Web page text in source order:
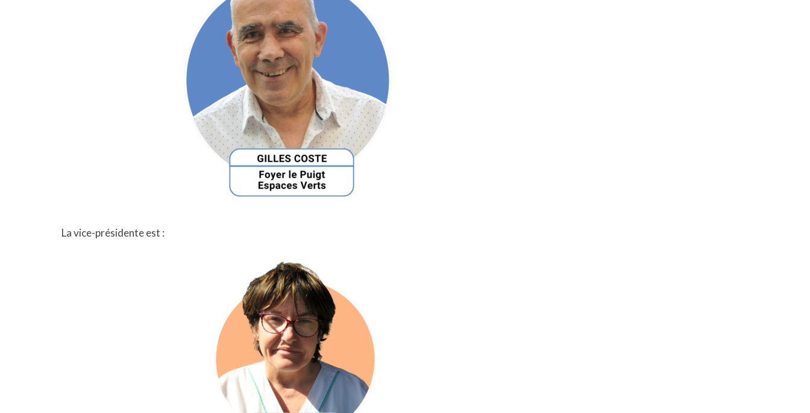
La vice-présidente est :